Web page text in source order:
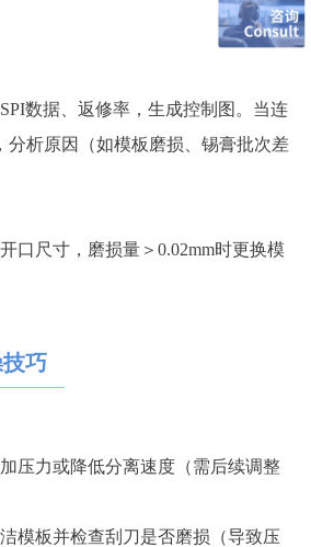
SPI数据、返修率，生成控制图。当连
分析原因（如模板磨损、锡膏批次差
口尺寸，磨损量＞0.02mm时更换模
巧
压力或降低分离速度（需后续调整
模板并检查刮刀是否磨损（导致压